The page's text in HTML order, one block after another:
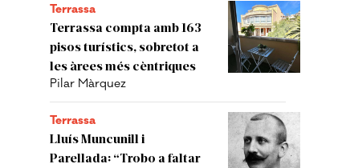
Terrassa
Terrassa compta amb 163
pisos turístics, sobretot a
les àrees més cèntriques
Pilar Màrquez
Terrassa
Lluís Muncunill i
Parellada: “Trobo a faltar